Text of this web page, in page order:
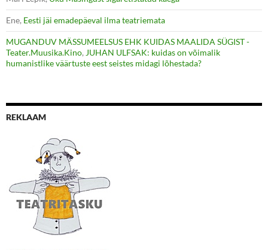
Ene, Eesti jäi emadepäeval ilma teatriemata
MUGANDUV MÄSSUMEELSUS EHK KUIDAS MAALIDA SÜGIST -
Teater.Muusika.Kino, JUHAN ULFSAK: kuidas on võimalik
humanistlike väärtuste eest seistes midagi lõhestada?
REKLAAM